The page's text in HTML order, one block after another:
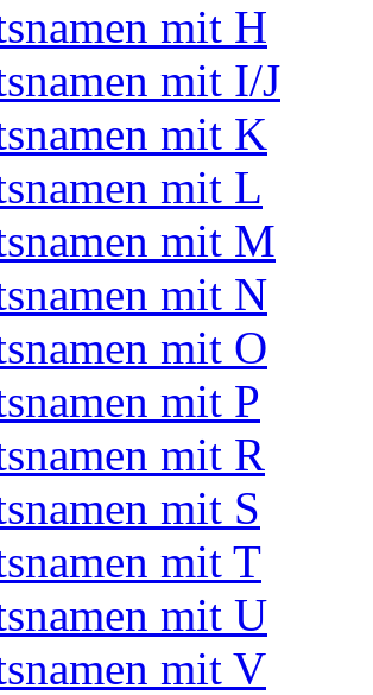
mit H
mit I/J
mit K
mit L
mit M
mit N
mit O
mit P
mit R
mit S
mit T
mit U
mit V